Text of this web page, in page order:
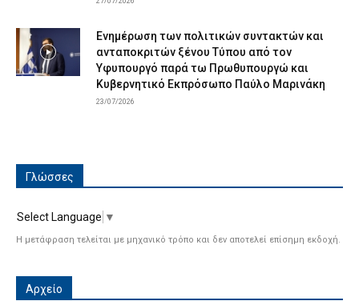
Ενημέρωση των πολιτικών συντακτών και
ανταποκριτών ξένου Τύπου από τον
Υφυπουργό παρά τω Πρωθυπουργώ και
Κυβερνητικό Εκπρόσωπο Παύλο Μαρινάκη
23/07/2026
Γλώσσες
Select Language ▼
Η μετάφραση τελείται με μηχανικό τρόπο και δεν αποτελεί επίσημη εκδοχή.
Αρχείο